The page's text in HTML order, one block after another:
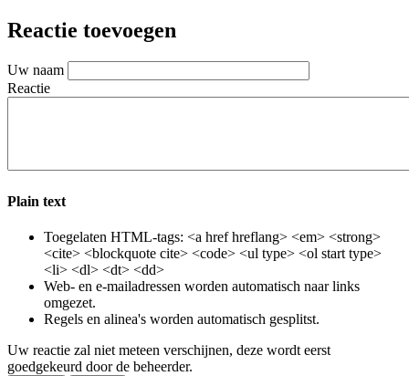
Reactie toevoegen
Uw naam
Reactie
Plain text
Toegelaten HTML-tags: <a href hreflang> <em> <strong>
<cite> <blockquote cite> <code> <ul type> <ol start type>
<li> <dl> <dt> <dd>
Web- en e-mailadressen worden automatisch naar links
omgezet.
Regels en alinea's worden automatisch gesplitst.
Uw reactie zal niet meteen verschijnen, deze wordt eerst
goedgekeurd door de beheerder.